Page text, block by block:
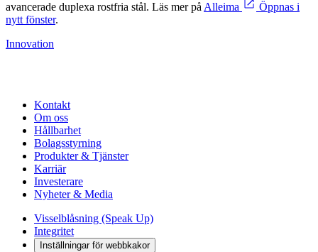
avancerade duplexa rostfria stål. Läs mer på Alleima
Öppnas i
nytt fönster.
Innovation
Kontakt
Om oss
Hållbarhet
Bolagsstyrning
Produkter & Tjänster
Karriär
Investerare
Nyheter & Media
Visselblåsning (Speak Up)
Integritet
Inställningar för webbkakor